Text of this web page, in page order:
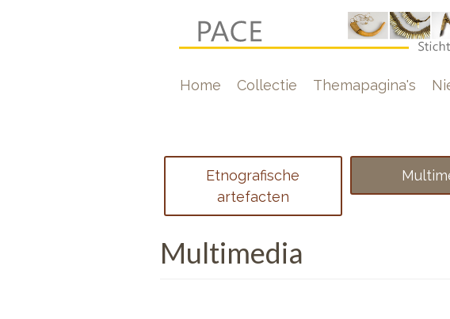
Hoofdnavigatie
Home Collectie Themapagina's
Footer
menu
Etnografische
artefacten
Multimedia